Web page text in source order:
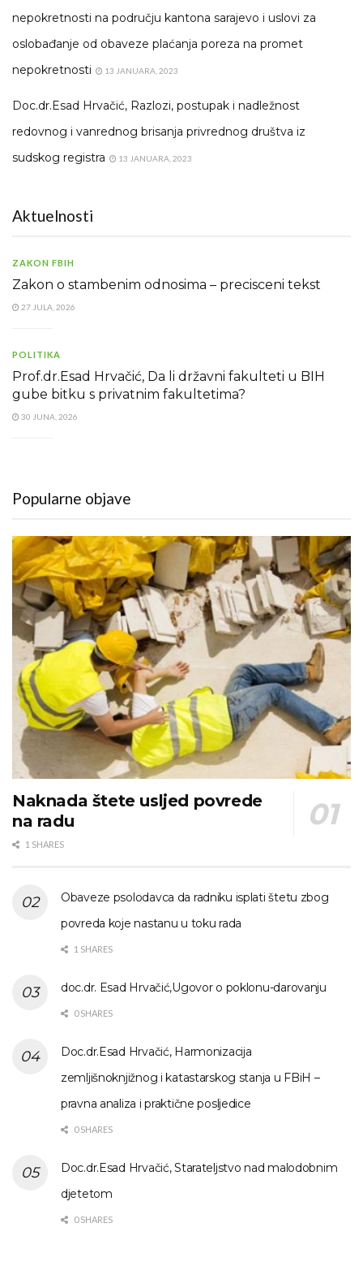
nepokretnosti na području kantona sarajevo i uslovi za
oslobađanje od obaveze plaćanja poreza na promet
nepokretnosti
13 JANUARA, 2023
Doc.dr.Esad Hrvačić, Razlozi, postupak i nadležnost
redovnog i vanrednog brisanja privrednog društva iz
sudskog registra
13 JANUARA, 2023
Aktuelnosti
ZAKON FBIH
Zakon o stambenim odnosima – precisceni tekst
27 JULA, 2026
POLITIKA
Prof.dr.Esad Hrvačić, Da li državni fakulteti u BIH
gube bitku s privatnim fakultetima?
30 JUNA, 2026
Popularne objave
Naknada štete usljed povrede
na radu
1 SHARES
Obaveze psolodavca da radniku isplati štetu zbog
povreda koje nastanu u toku rada
1 SHARES
doc.dr. Esad Hrvačić,Ugovor o poklonu-darovanju
0 SHARES
Doc.dr.Esad Hrvačić, Harmonizacija
zemljišnoknjižnog i katastarskog stanja u FBiH –
pravna analiza i praktične posljedice
0 SHARES
Doc.dr.Esad Hrvačić, Starateljstvo nad malodobnim
djetetom
0 SHARES